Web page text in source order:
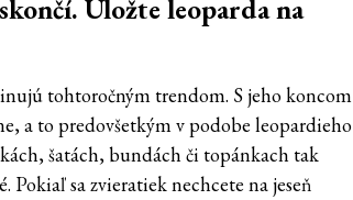
Uložte leoparda na
tohtoročným trendom. S jeho koncom
a to predovšetkým v podobe leopardieho
šatách, bundách či topánkach tak
sa zvieratiek nechcete na jeseň